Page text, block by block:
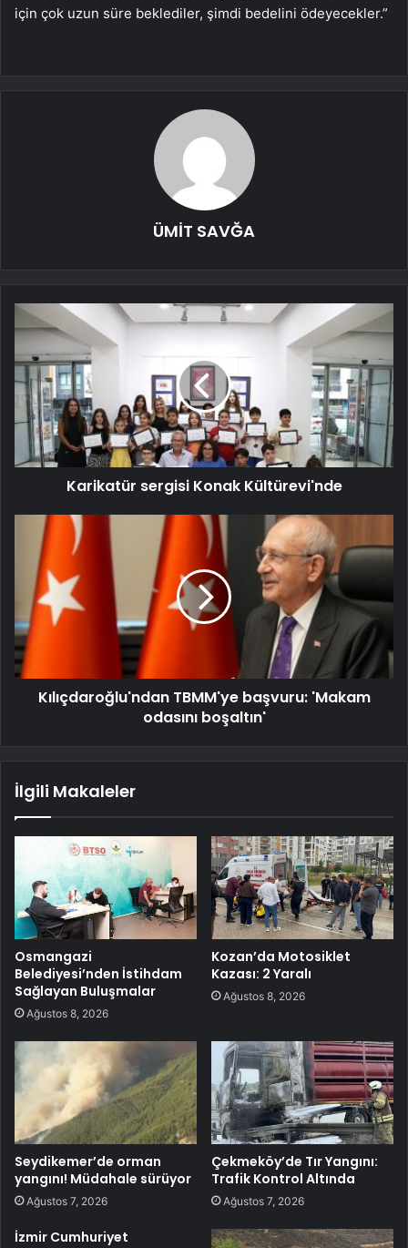
için çok uzun süre beklediler, şimdi bedelini ödeyecekler.”
ÜMİT SAVĞA
Karikatür sergisi Konak Kültürevi'nde
Kılıçdaroğlu'ndan TBMM'ye başvuru: 'Makam
odasını boşaltın'
İlgili Makaleler
Osmangazi
Belediyesi’nden İstihdam
Sağlayan Buluşmalar
Ağustos 8, 2026
Kozan’da Motosiklet
Kazası: 2 Yaralı
Ağustos 8, 2026
Seydikemer’de orman
yangını! Müdahale sürüyor
Ağustos 7, 2026
Çekmeköy’de Tır Yangını:
Trafik Kontrol Altında
Ağustos 7, 2026
İzmir Cumhuriyet